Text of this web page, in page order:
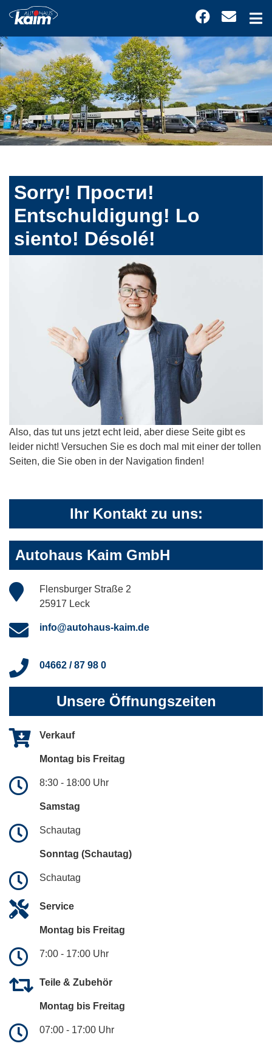
Sorry! Прости!
Entschuldigung! Lo
siento! Désolé!
Also, das tut uns jetzt echt leid, aber diese Seite gibt es
leider nicht! Versuchen Sie es doch mal mit einer der tollen
Seiten, die Sie oben in der Navigation finden!
Ihr Kontakt zu uns:
Autohaus Kaim GmbH
Flensburger Straße 2
25917 Leck
info@autohaus-kaim.de
04662 / 87 98 0
Unsere Öffnungszeiten
Verkauf
Montag bis Freitag
8:30 - 18:00 Uhr
Samstag
Schautag
Sonntag (Schautag)
Schautag
Service
Montag bis Freitag
7:00 - 17:00 Uhr
Teile & Zubehör
Montag bis Freitag
07:00 - 17:00 Uhr